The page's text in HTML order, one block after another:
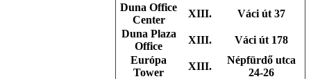
Duna Office
Center
XIII.
Váci út 37
Duna Plaza
Office
XIII.
Váci út 178
Európa
Tower
XIII.
Népfürdő utca
24-26